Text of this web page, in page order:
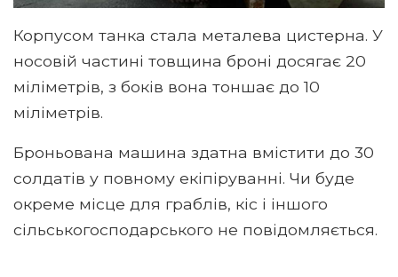
Корпусом танка стала металева цистерна. У
носовій частині товщина броні досягає 20
міліметрів, з боків вона тоншає до 10
міліметрів.
Броньована машина здатна вмістити до 30
солдатів у повному екіпіруванні. Чи буде
окреме місце для граблів, кіс і іншого
сільськогосподарського не повідомляється.